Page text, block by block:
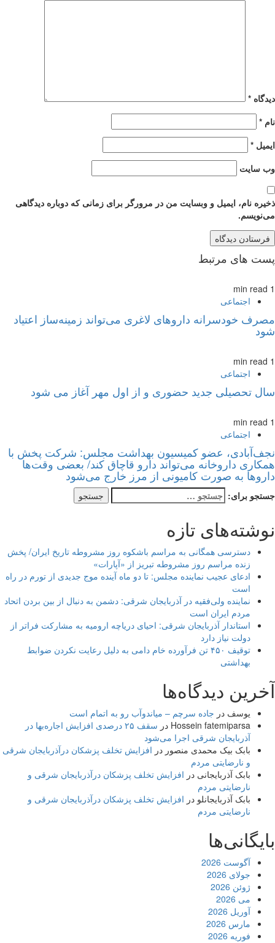
دیدگاه *
نام *
ایمیل *
وب‌ سایت
ذخیره نام، ایمیل و وبسایت من در مرورگر برای زمانی که دوباره دیدگاهی
می‌نویسم.
پست های مرتبط
1 min read
اجتماعی
مصرف خودسرانه داروهای لاغری می‌تواند زمینه‌ساز اعتیاد
شود
1 min read
اجتماعی
سال تحصیلی جدید حضوری و از اول مهر آغاز می‌ شود
1 min read
اجتماعی
نجف‌آبادی، عضو کمیسیون بهداشت مجلس: شرکت پخش با
همکاری داروخانه می‌تواند دارو قاچاق کند/ بعضی وقت‌ها
داروها به صورت کامیونی از مرز خارج می‌شود
جستجو برای:
نوشته‌های تازه
دسترسی همگانی به مراسم باشکوه روز مشروطه تاریخ ایران/ پخش
زنده مراسم روز مشروطه تبریز از «آپارات»
ادعای عجیب نماینده مجلس: تا دو ماه آینده موج جدیدی از تورم در راه
است
نماینده ولی‌فقیه در آذربایجان شرقی: دشمن به دنبال از بین بردن اتحاد
مردم ایران است
استاندار آذربایجان شرقی: احیای دریاچه ارومیه به مشارکت فراتر از
دولت نیاز دارد
توقیف ۴۵۰ تن فرآورده خام دامی به دلیل رعایت نکردن ضوابط
بهداشتی
آخرین دیدگاه‌ها
یوسف در جاده سرچم – میاندوآب رو به اتمام است
Hossein fatemiparsa در
سقف ۲۵ درصدی افزایش اجاره‌بها در
آذربایجان شرقی اجرا می‌شود
بابک بیک محمدی منصور در افزایش تخلف پزشکان درآذربایجان شرقی
و نارضایتی مردم
بابک آذربایجانی در افزایش تخلف پزشکان درآذربایجان شرقی و
نارضایتی مردم
بابک آذربایجانلو در افزایش تخلف پزشکان درآذربایجان شرقی و
نارضایتی مردم
بایگانی‌ها
آگوست 2026
جولای 2026
ژوئن 2026
می 2026
آوریل 2026
مارس 2026
فوریه 2026